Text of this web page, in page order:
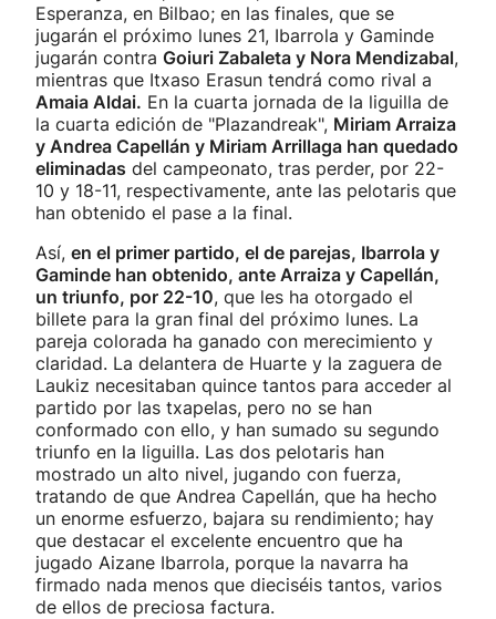
Esperanza, en Bilbao; en las finales, que se
jugarán el próximo lunes 21, Ibarrola y Gaminde
jugarán contra Goiuri Zabaleta y Nora Mendizabal,
mientras que Itxaso Erasun tendrá como rival a
Amaia Aldai. En la cuarta jornada de la liguilla de
la cuarta edición de "Plazandreak", Miriam Arraiza
y Andrea Capellán y Miriam Arrillaga han quedado
eliminadas del campeonato, tras perder, por 22-
10 y 18-11, respectivamente, ante las pelotaris que
han obtenido el pase a la final.
Así, en el primer partido, el de parejas, Ibarrola y
Gaminde han obtenido, ante Arraiza y Capellán,
un triunfo, por 22-10, que les ha otorgado el
billete para la gran final del próximo lunes. La
pareja colorada ha ganado con merecimiento y
claridad. La delantera de Huarte y la zaguera de
Laukiz necesitaban quince tantos para acceder al
partido por las txapelas, pero no se han
conformado con ello, y han sumado su segundo
triunfo en la liguilla. Las dos pelotaris han
mostrado un alto nivel, jugando con fuerza,
tratando de que Andrea Capellán, que ha hecho
un enorme esfuerzo, bajara su rendimiento; hay
que destacar el excelente encuentro que ha
jugado Aizane Ibarrola, porque la navarra ha
firmado nada menos que dieciséis tantos, varios
de ellos de preciosa factura.